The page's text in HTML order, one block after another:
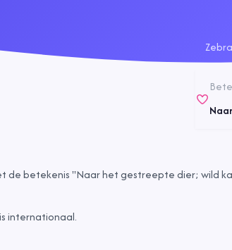
de betekenis "Naar het gestreepte dier; wild
internationaal.